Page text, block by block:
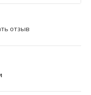
отзыв